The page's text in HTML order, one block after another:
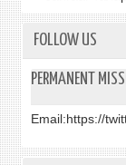
FOLLOW US
PERMANENT
Email:https://